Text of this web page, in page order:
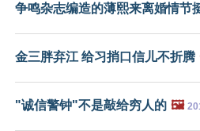
争鸣杂志编造的薄熙来离婚情节
金三胖弃江 给习捎口信儿不折腾
"诚信警钟"不是敲给穷人的 🖼️